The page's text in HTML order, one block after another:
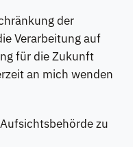
der
Verarbeitung auf
für die Zukunft
an mich wenden
zu